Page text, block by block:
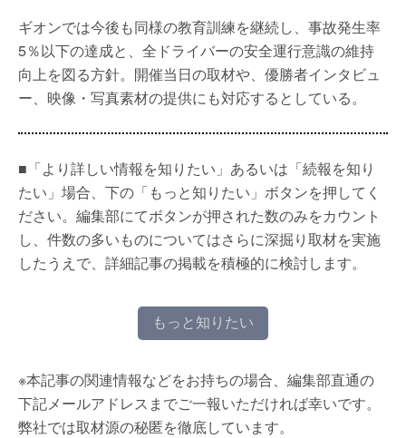
ギオンでは今後も同様の教育訓練を継続し、事故発生率
5％以下の達成と、全ドライバーの安全運行意識の維持
向上を図る方針。開催当日の取材や、優勝者インタビュ
ー、映像・写真素材の提供にも対応するとしている。
■「より詳しい情報を知りたい」あるいは「続報を知り
たい」場合、下の「もっと知りたい」ボタンを押してく
ださい。編集部にてボタンが押された数のみをカウント
し、件数の多いものについてはさらに深掘り取材を実施
したうえで、詳細記事の掲載を積極的に検討します。
もっと知りたい
※本記事の関連情報などをお持ちの場合、編集部直通の
下記メールアドレスまでご一報いただければ幸いです。
弊社では取材源の秘匿を徹底しています。